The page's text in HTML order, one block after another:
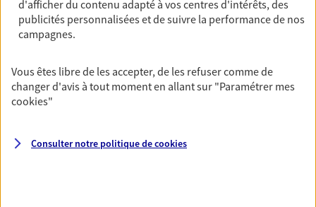
Horaires : Fermé
Ouvre à 09:30
d'afficher du contenu adapté à vos centres d'intérêts, des
publicités personnalisées et de suivre la performance de nos
campagnes.
Vous êtes libre de les accepter, de les refuser comme de
changer d'avis à tout moment en allant sur "Paramétrer mes
cookies"
Consulter notre politique decookies